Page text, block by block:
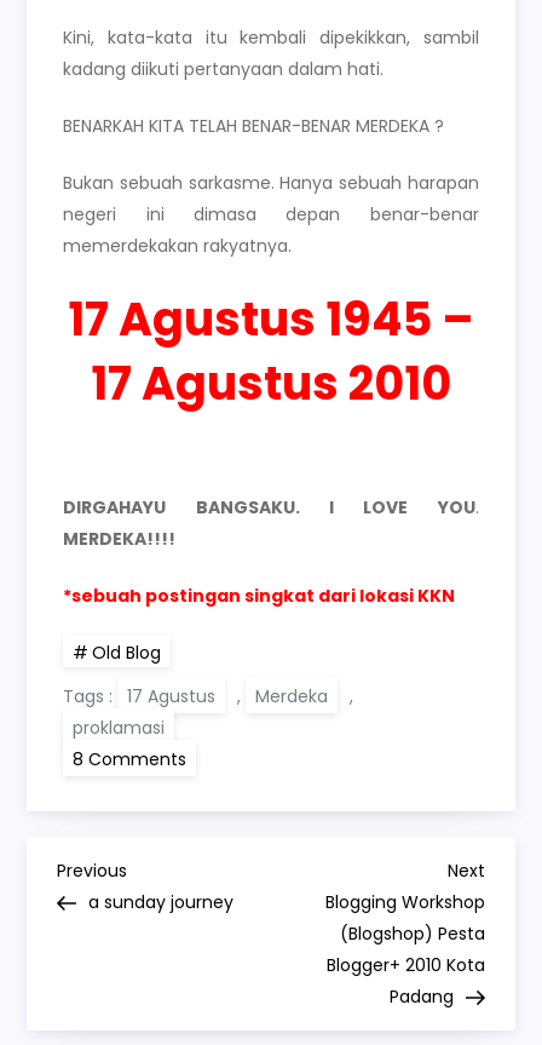
Kini, kata-kata itu kembali dipekikkan, sambil
kadang diikuti pertanyaan dalam hati.
BENARKAH KITA TELAH BENAR-BENAR MERDEKA ?
Bukan sebuah sarkasme. Hanya sebuah harapan
negeri ini dimasa depan benar-benar
memerdekakan rakyatnya.
17 Agustus 1945 –
17 Agustus 2010
DIRGAHAYU BANGSAKU. I LOVE YOU.
MERDEKA!!!!
*sebuah postingan singkat dari lokasi KKN
Old Blog
Tags :
17 Agustus , Merdeka
,
proklamasi
8 Comments
MERDEKA!!!!
P
Previous
Post
Previous
a sunday journey
Next
Post
Next
Blogging Workshop
(Blogshop) Pesta
Blogger+ 2010 Kota
Padang